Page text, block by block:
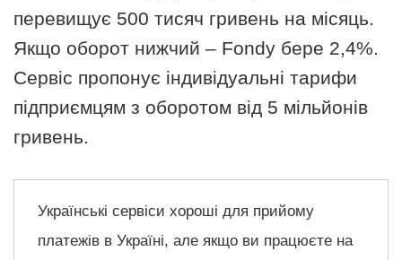
перевищує 500 тисяч гривень на місяць.
Якщо оборот нижчий – Fondy бере 2,4%.
Сервіс пропонує індивідуальні тарифи
підприємцям з оборотом від 5 мільйонів
гривень.
Українські сервіси хороші для прийому
платежів в Україні, але якщо ви працюєте на